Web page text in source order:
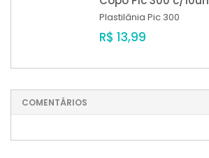
Plastilânia Pic 300
R$ 13,99
COMENTÁRIOS